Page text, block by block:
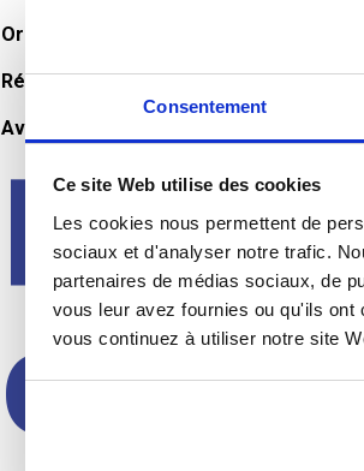
Consentement
Ce site Web utilise des cookies
Les cookies nous permettent de
sociaux et d'analyser notre trafic.
partenaires de médias sociaux, de
vous leur avez fournies ou qu'ils
vous continuez à utiliser notre site
Organisation et horaires :
Rémunération :
Avantages :